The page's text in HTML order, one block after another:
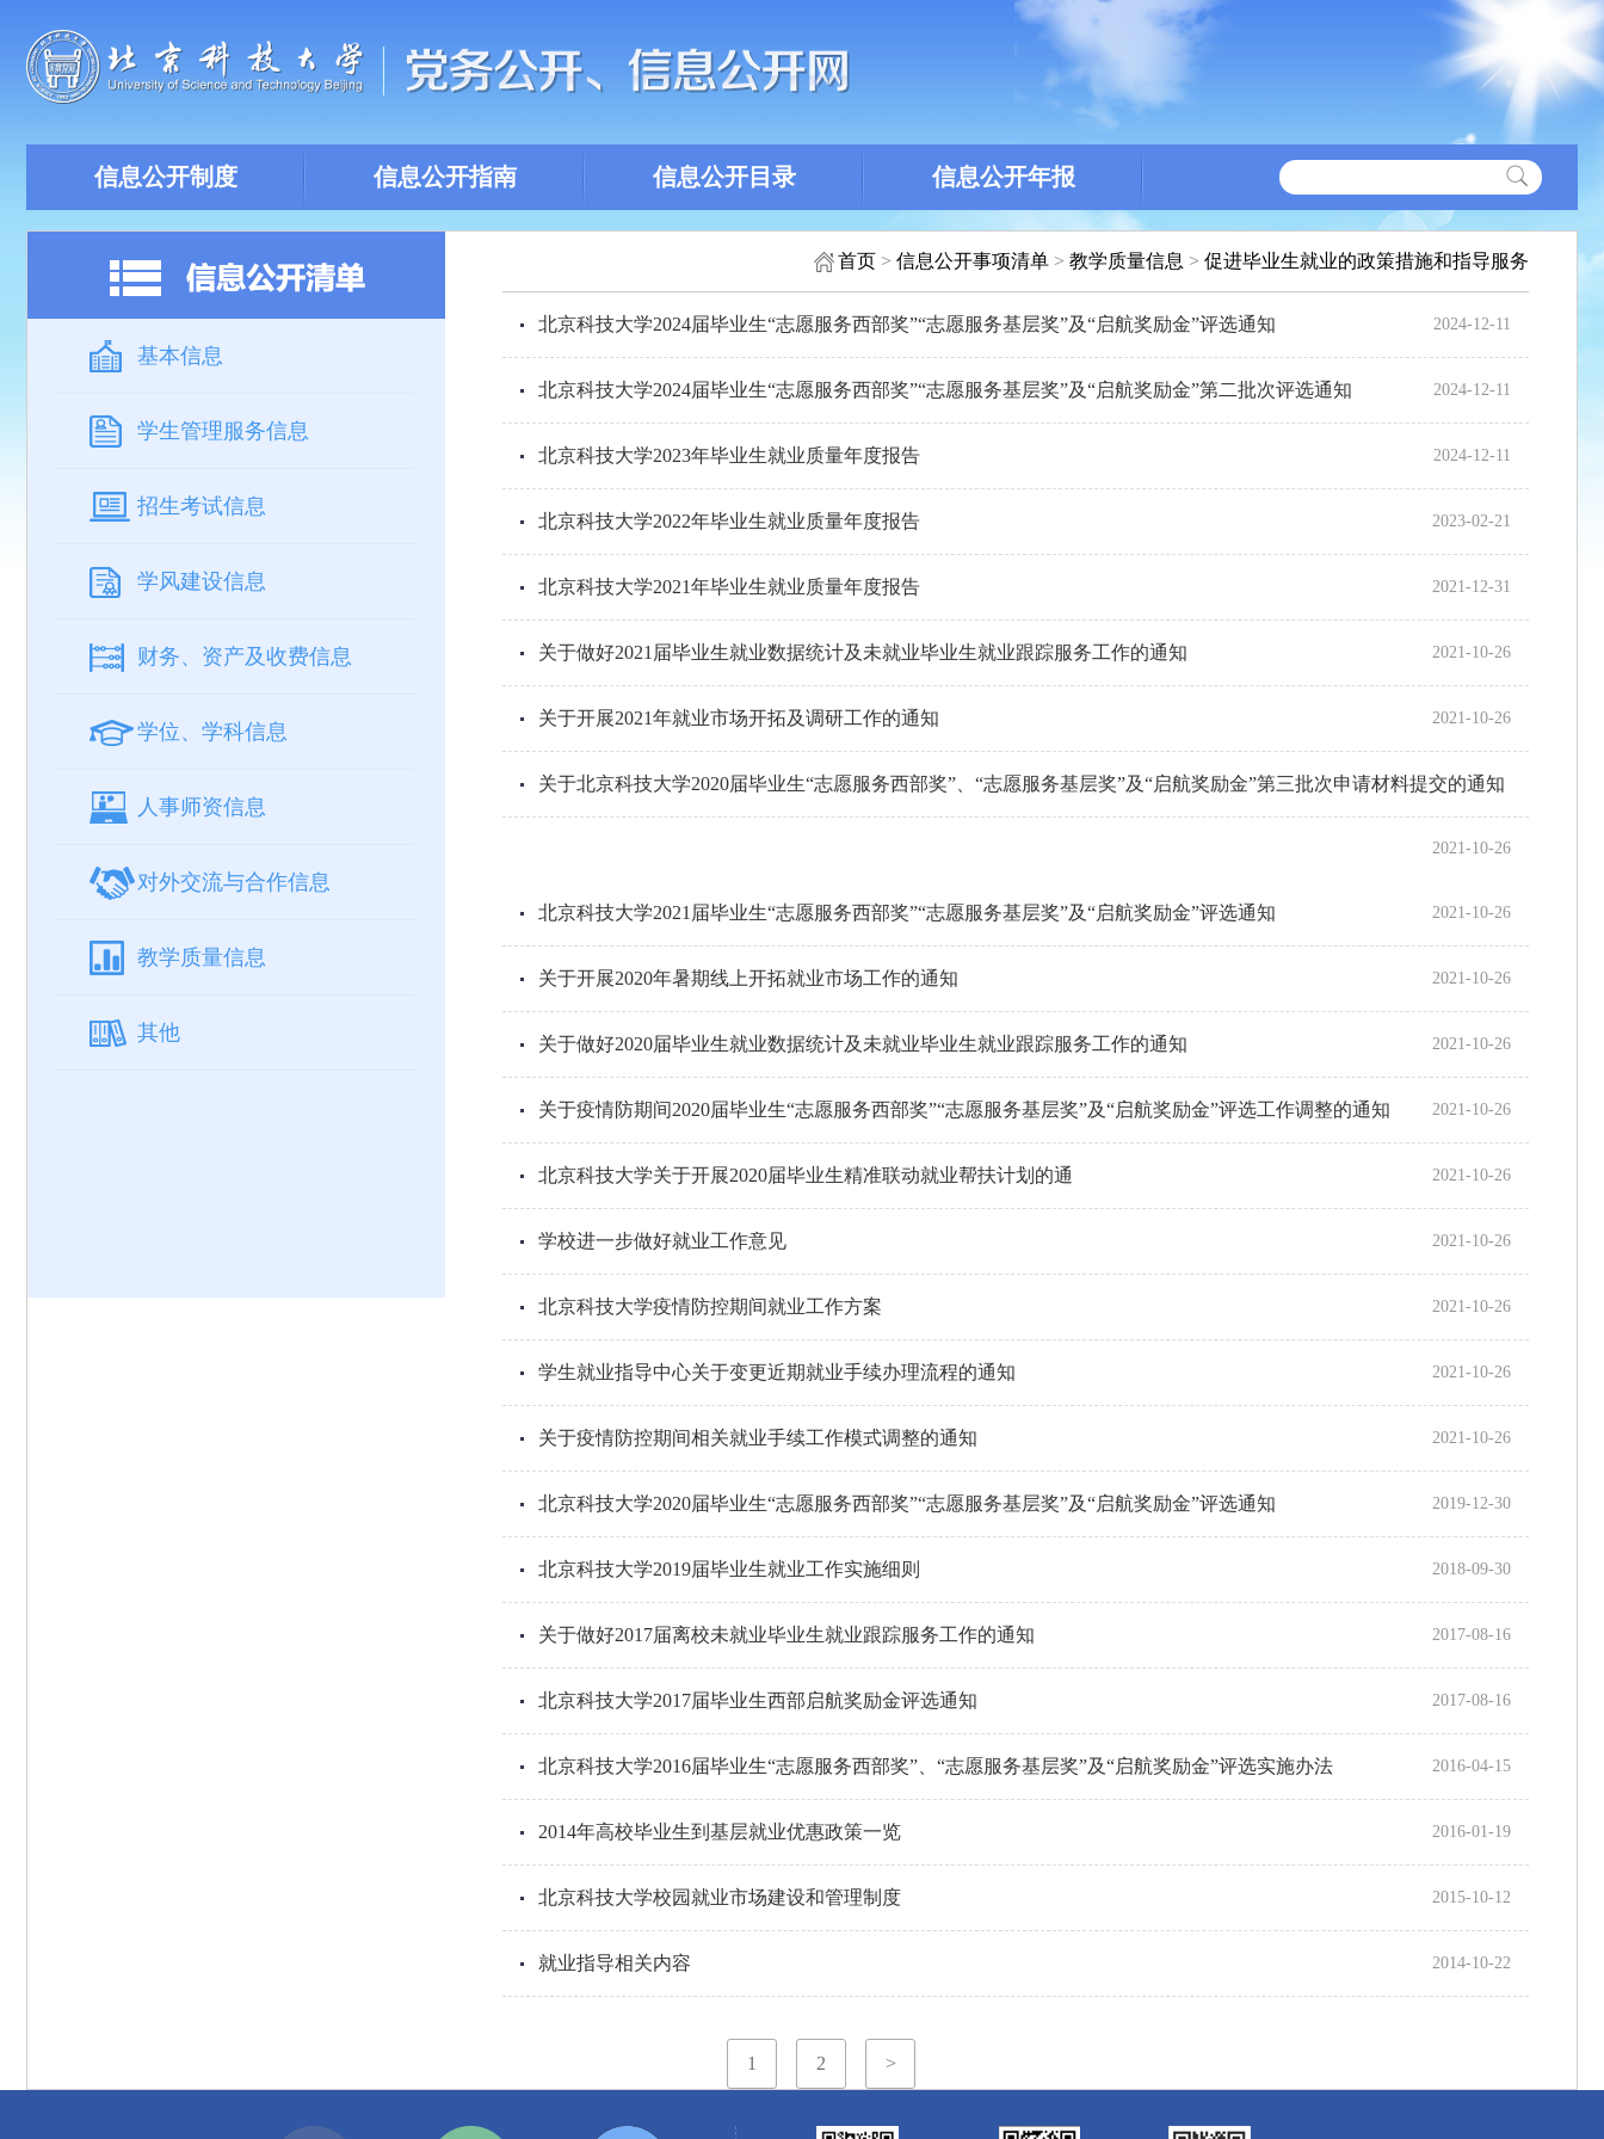
信息公开制度 信息公开指南 信息公开目录 信息公开年报
基本信息
学生管理服务信息
招生考试信息
学风建设信息
财务、资产及收费信息
学位、学科信息
人事师资信息
对外交流与合作信息
教学质量信息
其他
首页 > 信息公开事项清单 > 教学质量信息 > 促进毕业生就业的政策措施和指导服务
北京科技大学2024届毕业生“志愿服务西部奖”“志愿服务基层奖”及“启航奖励金”评选通知 2024-12-11
北京科技大学2024届毕业生“志愿服务西部奖”“志愿服务基层奖”及“启航奖励金”第二批次评选通知 2024-12-11
北京科技大学2023年毕业生就业质量年度报告 2024-12-11
北京科技大学2022年毕业生就业质量年度报告 2023-02-21
北京科技大学2021年毕业生就业质量年度报告 2021-12-31
关于做好2021届毕业生就业数据统计及未就业毕业生就业跟踪服务工作的通知 2021-10-26
关于开展2021年就业市场开拓及调研工作的通知 2021-10-26
关于北京科技大学2020届毕业生“志愿服务西部奖”、“志愿服务基层奖”及“启航奖励金”第三批次申请材料提交的通知
2021-10-26
北京科技大学2021届毕业生“志愿服务西部奖”“志愿服务基层奖”及“启航奖励金”评选通知 2021-10-26
关于开展2020年暑期线上开拓就业市场工作的通知 2021-10-26
关于做好2020届毕业生就业数据统计及未就业毕业生就业跟踪服务工作的通知 2021-10-26
关于疫情防期间2020届毕业生“志愿服务西部奖”“志愿服务基层奖”及“启航奖励金”评选工作调整的通知 2021-10-26
北京科技大学关于开展2020届毕业生精准联动就业帮扶计划的通 2021-10-26
学校进一步做好就业工作意见 2021-10-26
北京科技大学疫情防控期间就业工作方案 2021-10-26
学生就业指导中心关于变更近期就业手续办理流程的通知 2021-10-26
关于疫情防控期间相关就业手续工作模式调整的通知 2021-10-26
北京科技大学2020届毕业生“志愿服务西部奖”“志愿服务基层奖”及“启航奖励金”评选通知 2019-12-30
北京科技大学2019届毕业生就业工作实施细则 2018-09-30
关于做好2017届离校未就业毕业生就业跟踪服务工作的通知 2017-08-16
北京科技大学2017届毕业生西部启航奖励金评选通知 2017-08-16
北京科技大学2016届毕业生“志愿服务西部奖”、“志愿服务基层奖”及“启航奖励金”评选实施办法 2016-04-15
2014年高校毕业生到基层就业优惠政策一览 2016-01-19
北京科技大学校园就业市场建设和管理制度 2015-10-12
就业指导相关内容 2014-10-22
1 2 >